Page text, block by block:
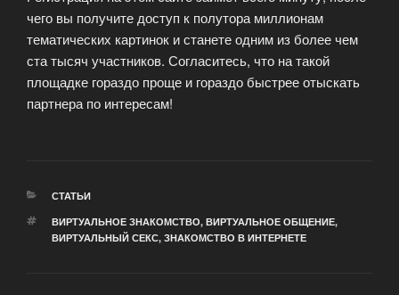
чего вы получите доступ к полутора миллионам
тематических картинок и станете одним из более чем
ста тысяч участников. Согласитесь, что на такой
площадке гораздо проще и гораздо быстрее отыскать
партнера по интересам!
РУБРИКИ
СТАТЬИ
МЕТКИ
ВИРТУАЛЬНОЕ ЗНАКОМСТВО, ВИРТУАЛЬНОЕ ОБЩЕНИЕ,
ВИРТУАЛЬНЫЙ СЕКС, ЗНАКОМСТВО В ИНТЕРНЕТЕ